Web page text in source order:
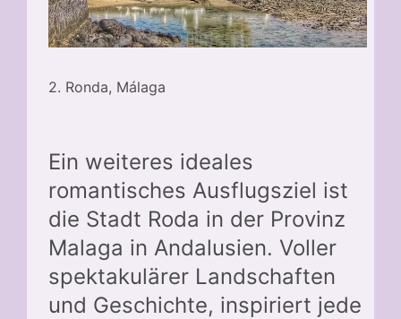
2. Ronda, Málaga
Ein weiteres ideales
romantisches Ausflugsziel ist
die Stadt Roda in der Provinz
Malaga in Andalusien. Voller
spektakulärer Landschaften
und Geschichte, inspiriert jede